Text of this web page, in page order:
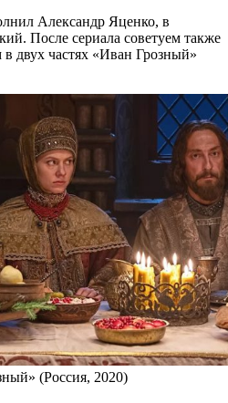
Александр Яценко, в
После сериала советуем также
двух частях «Иван Грозный»
(Россия, 2020)